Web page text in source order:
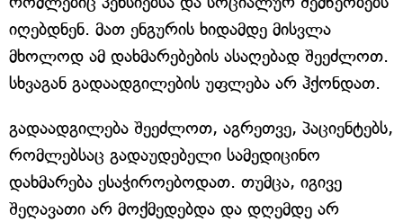
იღებდნენ. მათ ენგურის ხიდამდე მისვლა
მხოლოდ ამ დახმარებების ასაღებად შეეძლოთ.
სხვაგან გადაადგილების უფლება არ ჰქონდათ.
გადაადგილება შეეძლოთ, აგრეთვე, პაციენტებს,
რომლებსაც გადაუდებელი სამედიცინო
დახმარება ესაჭიროებოდათ. თუმცა, იგივე
შეღავათი არ მოქმედებდა და დღემდე არ